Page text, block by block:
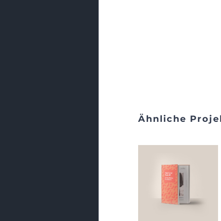
Ähnliche